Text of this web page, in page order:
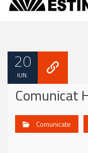
20
IUN.
Comunicat
Comunicate